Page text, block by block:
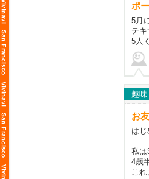
ポ
5月
テ
5人
趣
お
はじ
私は
4歳
これ